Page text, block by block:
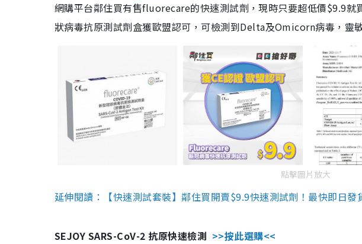
網購平台鄰住買有售fluorecare的快速測試劑，現時只要超低價$9.9就
狀病毒抗原測試劑盒獲歐盟認可，可檢測到Delta及Omicorn病毒，靈
點擊圖片放大
延伸閱讀：【快速測試套裝】鄰住買開賣$9.9快速測試劑！最快即日發
SEJOY SARS-CoV-2 抗原快速檢測 >>按此選購<<